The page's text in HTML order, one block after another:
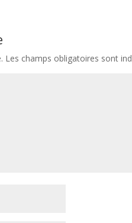
Les champs obligatoires sont